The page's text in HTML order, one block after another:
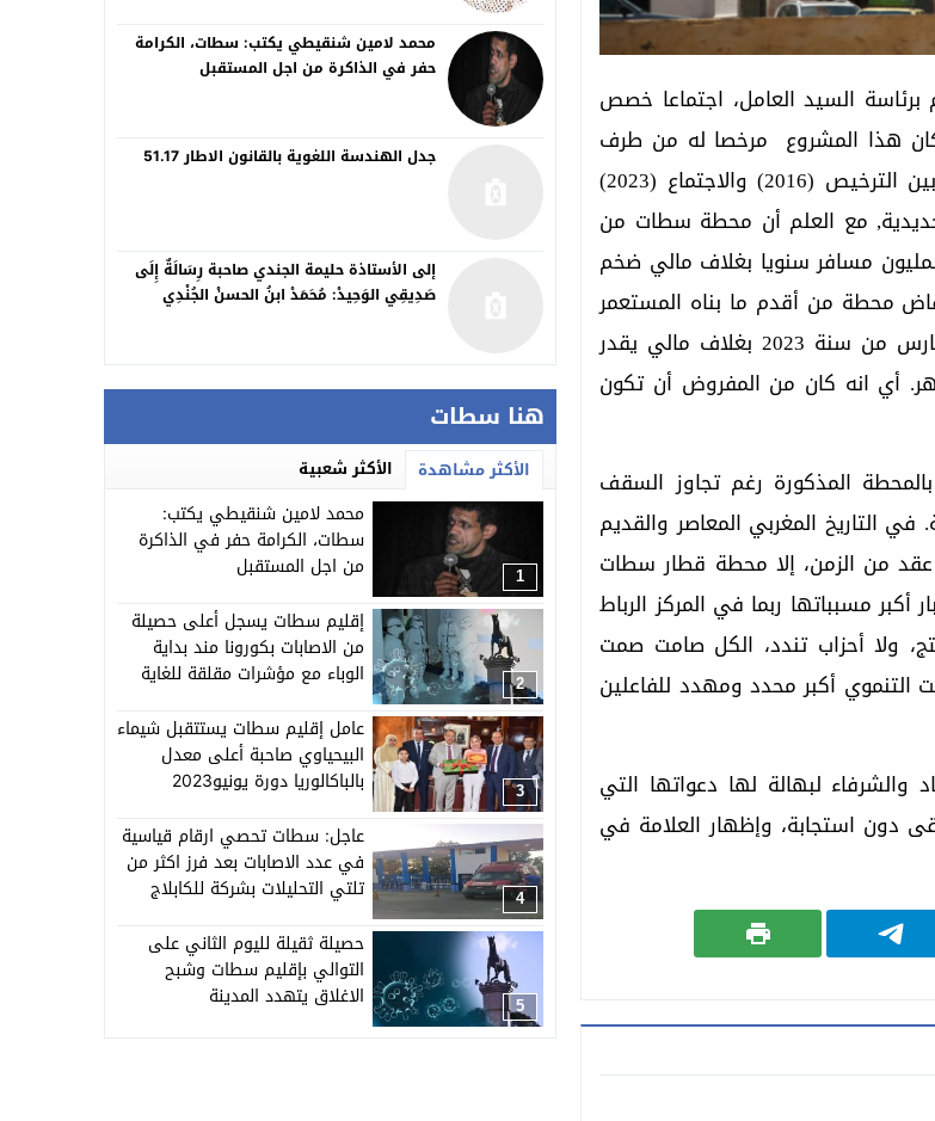
احتضنت عمالة الاقليم برئاسة السيد العامل، اجتماعا خصص
كان هذا المشروع مرخصا له من طرف
الجماعة الترابية لسطات سنة 2016 تحت عدد 315/2016. تأخر بين الترخيص (2016) والاجتماع (2023)
مع العلم أن محطة سطات من
مسافر سنويا بغلاف مالي ضخم
محطة من أقدم ما بناه المستعمر
في بداية القرن وبدون ترخيص أو قرار جماعي بالهدم، في مارس من سنة 2023 بغلاف مالي يقدر
ملايير ونصف سنتيم لمدة إنجاز تم تحديدها في 18 شهر. أي انه كان من المفروض أن تكون
المذكورة رغم تجاوز السقف
من سنة. في التاريخ المغربي المعاصر والقديم
من الزمن، إلا محطة قطار سطات
مسبباتها ربما في المركز الرباط
ولا أحزاب تندد، الكل صامت صمت
التنموي أكبر محدد ومهدد للفاعلين
لبهالة لها دعواتها التي
دون استجابة، وإظهار العلامة في
هنا سطات
الأكثر مشاهدة الأكثر شعبية
1
محمد لامين شنقيطي يكتب:
سطات، الكرامة حفر في الذاكرة
من اجل المستقبل
2
إقليم سطات يسجل أعلى حصيلة
من الاصابات بكورونا مند بداية
الوباء مع مؤشرات مقلقة للغاية
3
عامل إقليم سطات يستتقبل شيماء
البيحياوي صاحبة أعلى معدل
بالباكالوريا دورة يونيو2023
4
عاجل: سطات تحصي ارقام قياسية
في عدد الاصابات بعد فرز اكثر من
تلتي التحليلات بشركة للكابلاج
5
حصيلة ثقيلة لليوم الثاني على
التوالي بإقليم سطات وشبح
الاغلاق يتهدد المدينة
محمد لامين شنقيطي يكتب: سطات، الكرامة
حفر في الذاكرة من اجل المستقبل
جدل الهندسة اللغوية بالقانون الاطار 51.17
إلى الأستاذة حليمة الجندي صاحبة رِسَالَةٌ إِلَى
صَدِيقِي الوَحِيدْ: مُحَمَدْ ابنُ الحسنْ الجُنْدِي